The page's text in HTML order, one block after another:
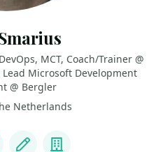
MCT, Coach/Trainer @
Lead Microsoft Development
@ Bergler
Netherlands